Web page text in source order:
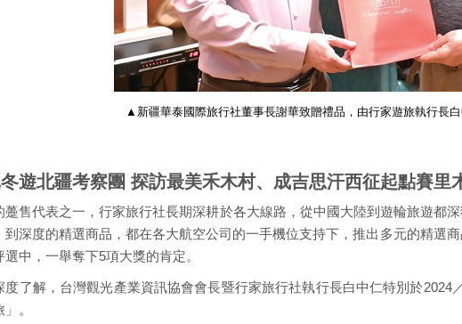
▲新疆華泰國際旅行社董事長謝華致贈禮品，由行家遊旅執行長白
遊北疆考察團 探訪最美禾木村、成吉思汗西征起點賽
躉售代表之一，行家旅行社長期深耕於各大線路，從中國大陸到遊輪旅遊都
到深度的精選商品，都在各大航空公司的一手機位支持下，推出多元的精選
中，一舉奪下5項大獎的肯定。
度了解，台灣觀光產業資訊協會會長暨行家旅行社執行長白中仁特別於
。